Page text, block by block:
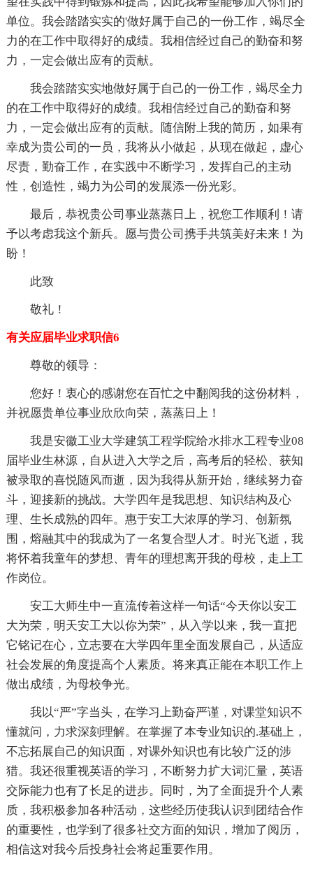
单位。我会踏踏实实的'做好属于自己的一份工作，竭尽全
力的在工作中取得好的成绩。我相信经过自己的勤奋和努
力，一定会做出应有的贡献。
我会踏踏实实地做好属于自己的一份工作，竭尽全力
的在工作中取得好的成绩。我相信经过自己的勤奋和努
力，一定会做出应有的贡献。随信附上我的简历，如果有
幸成为贵公司的一员，我将从小做起，从现在做起，虚心
尽责，勤奋工作，在实践中不断学习，发挥自己的主动
性，创造性，竭力为公司的发展添一份光彩。
最后，恭祝贵公司事业蒸蒸日上，祝您工作顺利！请
予以考虑我这个新兵。愿与贵公司携手共筑美好未来！为
盼！
此致
敬礼！
有关应届毕业求职信6
尊敬的领导：
您好！衷心的感谢您在百忙之中翻阅我的这份材料，
并祝愿贵单位事业欣欣向荣，蒸蒸日上！
我是安徽工业大学建筑工程学院给水排水工程专业08
届毕业生林源，自从进入大学之后，高考后的轻松、获知
被录取的喜悦随风而逝，因为我得从新开始，继续努力奋
斗，迎接新的挑战。大学四年是我思想、知识结构及心
理、生长成熟的四年。惠于安工大浓厚的学习、创新氛
围，熔融其中的我成为了一名复合型人才。时光飞逝，我
将怀着我童年的梦想、青年的理想离开我的母校，走上工
作岗位。
安工大师生中一直流传着这样一句话“今天你以安工
大为荣，明天安工大以你为荣”，从入学以来，我一直把
它铭记在心，立志要在大学四年里全面发展自己，从适应
社会发展的角度提高个人素质。将来真正能在本职工作上
做出成绩，为母校争光。
我以“严”字当头，在学习上勤奋严谨，对课堂知识不
懂就问，力求深刻理解。在掌握了本专业知识的.基础上，
不忘拓展自己的知识面，对课外知识也有比较广泛的涉
猎。我还很重视英语的学习，不断努力扩大词汇量，英语
交际能力也有了长足的进步。同时，为了全面提升个人素
质，我积极参加各种活动，这些经历使我认识到团结合作
的重要性，也学到了很多社交方面的知识，增加了阅历，
相信这对我今后投身社会将起重要作用。